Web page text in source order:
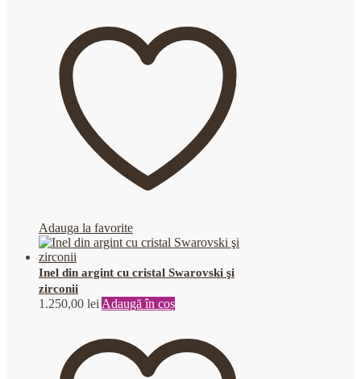
Adauga la favorite
Inel din argint cu cristal Swarovski şi
zirconii
1.250,00 lei Adaugă în coș